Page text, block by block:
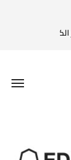
وواقع